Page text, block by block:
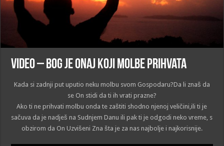
VIDEO – Bog je Onaj Koji molbe prihvata
Kada si zadnji put uputio neku molbu svom Gospodaru?Da li znaš da
se On stidi da ti ih vrati prazne?
Ako ti ne prihvati molbu onda te zaštiti shodno njenoj veličini,ili ti je
sačuva da je nadješ na Sudnjem Danu ili pak ti je odgodi neko vreme, s
obzirom da On Uzvišeni Zna šta je za nas najbolje i najkorisnije.